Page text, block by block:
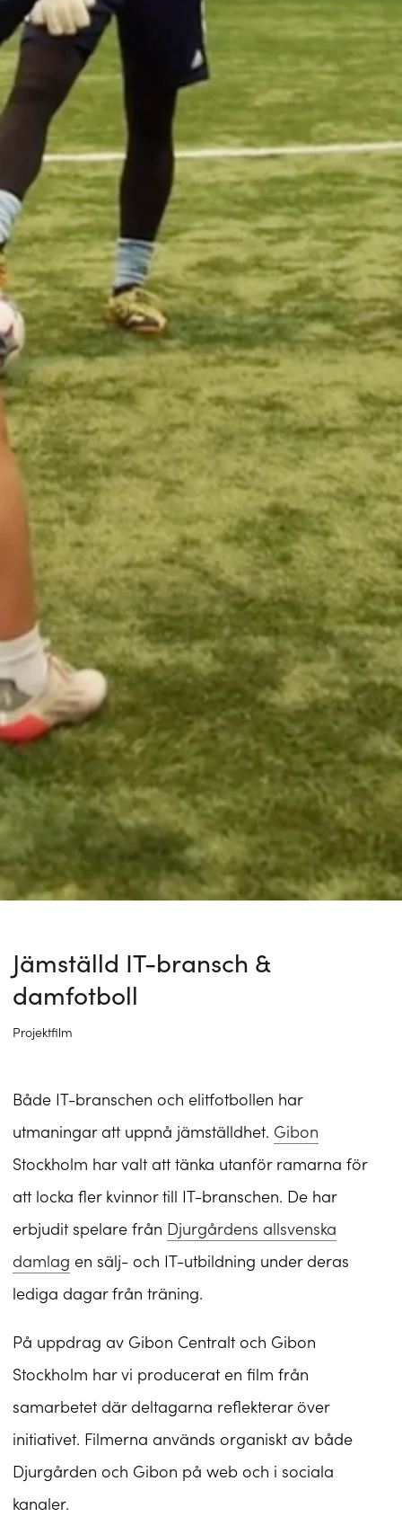
Jämställd IT-bransch &
damfotboll
Projektfilm
Både IT-branschen och elitfotbollen har
utmaningar att uppnå jämställdhet. Gibon
Stockholm har valt att tänka utanför ramarna för
att locka fler kvinnor till IT-branschen. De har
erbjudit spelare från Djurgårdens allsvenska
damlag en sälj- och IT-utbildning under deras
lediga dagar från träning.
På uppdrag av Gibon Centralt och Gibon
Stockholm har vi producerat en film från
samarbetet där deltagarna reflekterar över
initiativet. Filmerna används organiskt av både
Djurgården och Gibon på web och i sociala
kanaler.